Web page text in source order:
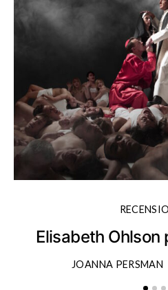
Elisabeth Ohlson
JOANNA PERSMAN